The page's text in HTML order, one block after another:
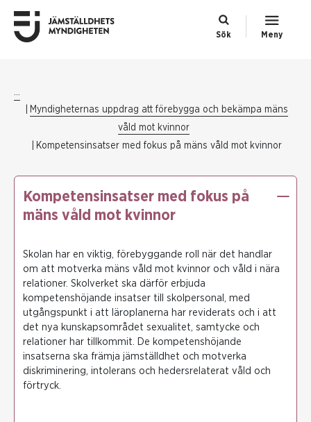
Sök Meny
...
Myndigheternas uppdrag att förebygga och bekämpa mäns
våld mot kvinnor
Kompetensinsatser med fokus på mäns våld mot kvinnor
Kompetensinsatser med fokus på
mäns våld mot kvinnor
Skolan har en viktig, förebyggande roll när det handlar
om att motverka mäns våld mot kvinnor och våld i nära
relationer. Skolverket ska därför erbjuda
kompetenshöjande insatser till skolpersonal, med
utgångspunkt i att läroplanerna har reviderats och i att
det nya kunskapsområdet sexualitet, samtycke och
relationer har tillkommit. De kompetenshöjande
insatserna ska främja jämställdhet och motverka
diskriminering, intolerans och hedersrelaterat våld och
förtryck.